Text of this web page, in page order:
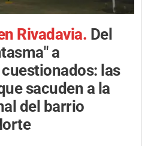
Rivadavia. Del
a
las
sacuden a la
del barrio